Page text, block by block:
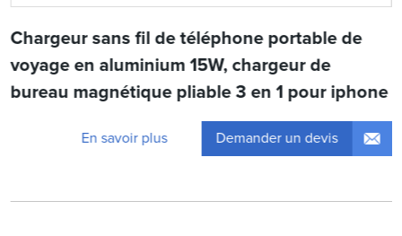
Chargeur sans fil de téléphone portable de
voyage en aluminium 15W, chargeur de
bureau magnétique pliable 3 en 1 pour iphone
En savoir plus Demander un devis